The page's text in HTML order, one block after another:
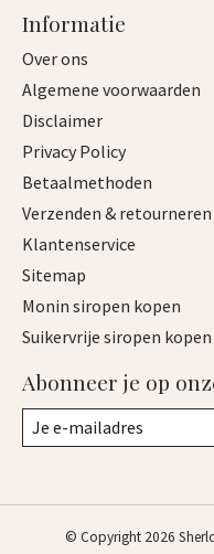
Informatie
Over ons
Algemene voorwaarden
Disclaimer
Privacy Policy
Betaalmethoden
Verzenden & retourneren
Klantenservice
Sitemap
Monin siropen kopen
Suikervrije siropen kopen
Abonneer je op
© Copyright 2026